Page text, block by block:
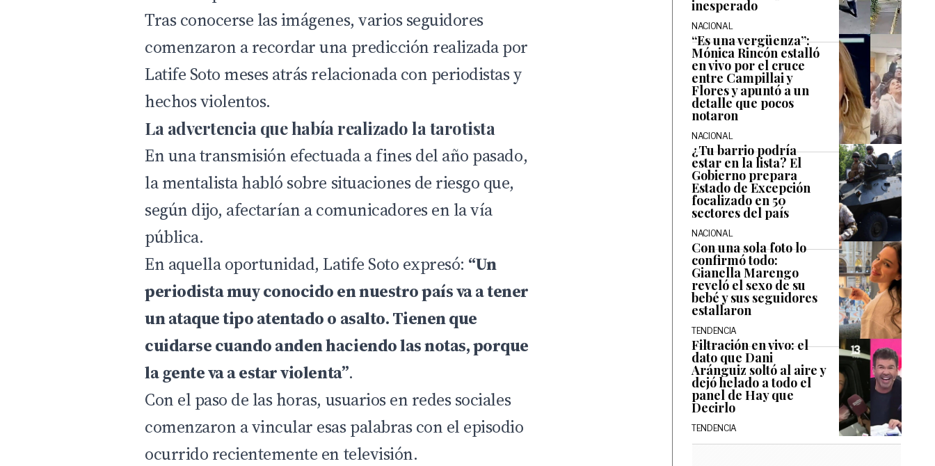
Tras conocerse las imágenes, varios seguidores
comenzaron a recordar una predicción realizada por
Latife Soto meses atrás relacionada con periodistas y
hechos violentos.
La advertencia que había realizado la tarotista
En una transmisión efectuada a fines del año pasado,
la mentalista habló sobre situaciones de riesgo que,
según dijo, afectarían a comunicadores en la vía
pública.
En aquella oportunidad, Latife Soto expresó: “Un
periodista muy conocido en nuestro país va a tener
un ataque tipo atentado o asalto. Tienen que
cuidarse cuando anden haciendo las notas, porque
la gente va a estar violenta”.
Con el paso de las horas, usuarios en redes sociales
comenzaron a vincular esas palabras con el episodio
ocurrido recientemente en televisión.
inesperado
NACIONAL
“Es una vergüenza”:
Mónica Rincón estalló
en vivo por el cruce
entre Campillai y
Flores y apuntó a un
detalle que pocos
notaron
NACIONAL
¿Tu barrio podría
estar en la lista? El
Gobierno prepara
Estado de Excepción
focalizado en 50
sectores del país
NACIONAL
Con una sola foto lo
confirmó todo:
Gianella Marengo
reveló el sexo de su
bebé y sus seguidores
estallaron
TENDENCIA
Filtración en vivo: el
dato que Dani
Aránguiz soltó al aire y
dejó helado a todo el
panel de Hay que
Decirlo
TENDENCIA